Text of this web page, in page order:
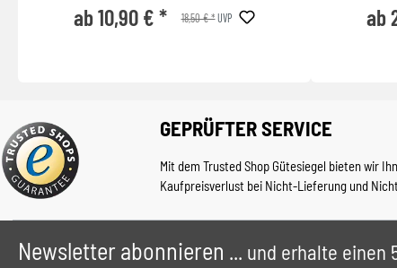
ab 10,90 € * 18,50 € *UVP ab
GEPRÜFTER SERVICE
Mit dem Trusted Shop Gütesiegel bieten wir
Kaufpreisverlust bei Nicht-Lieferung und
Newsletter abonnieren ... und erhalte einen